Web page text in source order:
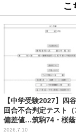
こ
【中学受験2027】四
回合不合判定テスト（
偏差値…筑駒74・桜蔭
2026.7.10